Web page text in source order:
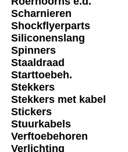
Scharnieren
Shockflyerparts
Siliconenslang
Spinners
Staaldraad
Starttoebeh.
Stekkers
Stekkers met kabel
Stickers
Stuurkabels
Verftoebehoren
Verlichting